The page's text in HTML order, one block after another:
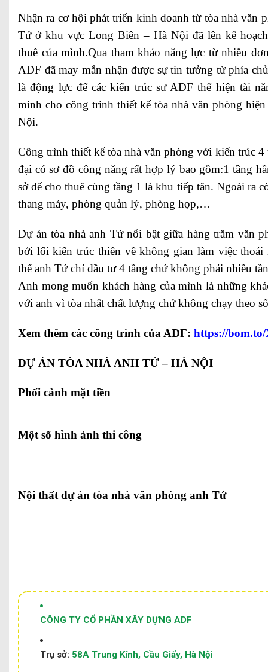
Nhận ra cơ hội phát triển kinh doanh từ tòa nhà văn
Tứ ở khu vực Long Biên – Hà Nội đã lên kế
thuê của mình.Qua tham khảo năng lực từ nhiều
ADF đã may mắn nhận được sự tin tưởng từ phía
là động lực để các kiến trúc sư ADF thể hiện tài
mình cho công trình thiết kế tòa nhà văn phòng
Nội.
Công trình thiết kế tòa nhà văn phòng với kiến trúc 4
đại có sơ đồ công năng rất hợp lý bao gồm:1 tầng
sở để cho thuê cùng tầng 1 là khu tiếp tân. Ngoài ra
thang máy, phòng quản lý, phòng họp,…
Dự án tòa nhà anh Tứ nổi bật giữa hàng trăm văn
bởi lối kiến trúc thiên về không gian làm việc
thế anh Tứ chỉ đầu tư 4 tầng chứ không phải nhiều
Anh mong muốn khách hàng của mình là những
với anh vì tòa nhất chất lượng chứ không chạy theo
Xem thêm các công trình của ADF: https://
DỰ ÁN TÒA NHÀ ANH TỨ – HÀ NỘI
Phối cảnh mặt tiền
Một số hình ảnh thi công
Nội thất dự án tòa nhà văn phòng anh Tứ
CÔNG TY CỔ PHẦN XÂY DỰNG ADF
Trụ sở: 58A Trung Kính, Cầu Giấy, Hà Nội